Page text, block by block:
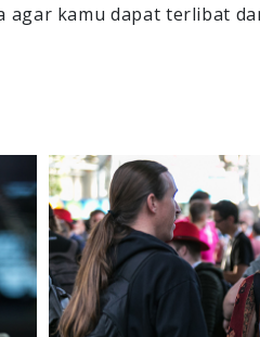
kamu dapat terlibat